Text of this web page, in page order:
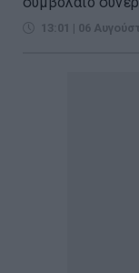
13:01 | 06